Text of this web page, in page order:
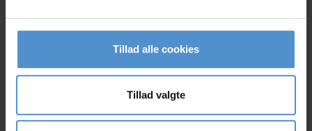
Tillad alle cookies
Tillad valgte
Laborant
TF@egtveddyrlaegerne.dk
Læs mere